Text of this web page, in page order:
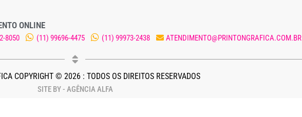
ONLINE
8050 (11) 99696-4475 (11) 99973-2438 ATENDIMENTO@PRINTONGRAFICA.COM.BR
COPYRIGHT © 2026 : TODOS OS DIREITOS RESERVADOS
SITE BY - AGÊNCIA ALFA